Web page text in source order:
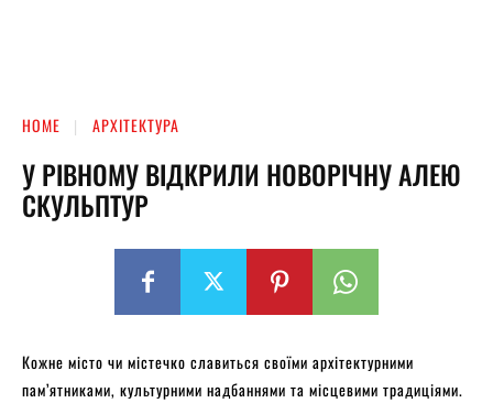
HOME АРХІТЕКТУРА
У РІВНОМУ ВІДКРИЛИ НОВОРІЧНУ АЛЕЮ
СКУЛЬПТУР
Кожне місто чи містечко славиться своїми архітектурними
пам’ятниками, культурними надбаннями та місцевими традиціями.